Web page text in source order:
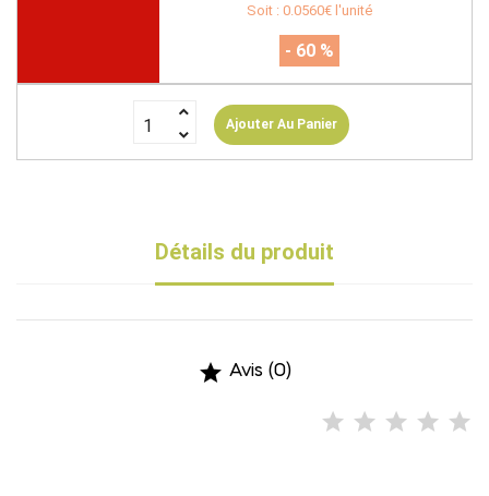
Soit : 0.0560€ l'unité
- 60 %
Ajouter Au Panier
Détails du produit
 Avis (0)